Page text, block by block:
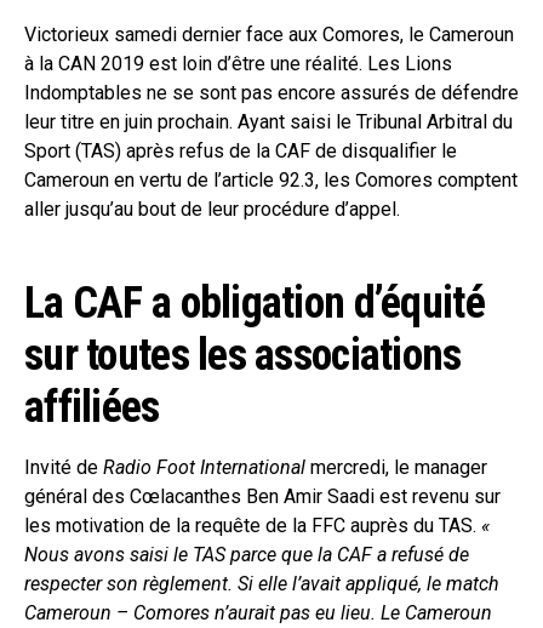
Victorieux samedi dernier face aux Comores, le Cameroun
à la CAN 2019 est loin d’être une réalité. Les Lions
Indomptables ne se sont pas encore assurés de défendre
leur titre en juin prochain. Ayant saisi le Tribunal Arbitral du
Sport (TAS) après refus de la CAF de disqualifier le
Cameroun en vertu de l’article 92.3, les Comores comptent
aller jusqu’au bout de leur procédure d’appel.
La CAF a obligation d’équité
sur toutes les associations
affiliées
Invité de Radio Foot International mercredi, le manager
général des Cœlacanthes Ben Amir Saadi est revenu sur
les motivation de la requête de la FFC auprès du TAS. «
Nous avons saisi le TAS parce que la CAF a refusé de
respecter son règlement. Si elle l’avait appliqué, le match
Cameroun – Comores n’aurait pas eu lieu. Le Cameroun